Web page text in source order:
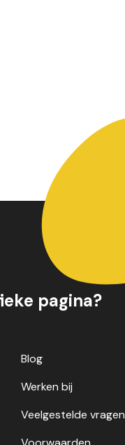
pagina?
Blog
Werken bij
Veelgestelde vragen